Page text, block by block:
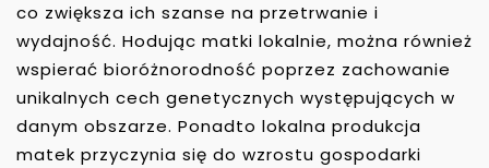
co zwiększa ich szanse na przetrwanie i
wydajność. Hodując matki lokalnie, można również
wspierać bioróżnorodność poprzez zachowanie
unikalnych cech genetycznych występujących w
danym obszarze. Ponadto lokalna produkcja
matek przyczynia się do wzrostu gospodarki